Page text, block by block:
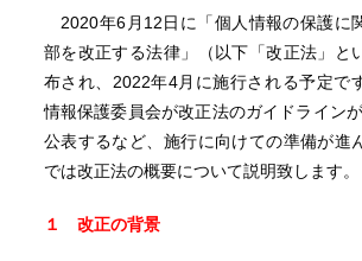
2020年6月12日に「個人情報の保護に
部を改正する法律」（以下「改正法」と
布され、2022年4月に施行される予定で
情報保護委員会が改正法のガイドライン
公表するなど、施行に向けての準備が進
では改正法の概要について説明致します。
１ 改正の背景